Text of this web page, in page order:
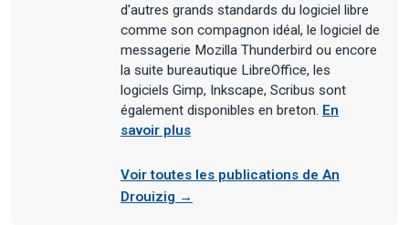
d'autres grands standards du logiciel libre
comme son compagnon idéal, le logiciel de
messagerie Mozilla Thunderbird ou encore
la suite bureautique LibreOffice, les
logiciels Gimp, Inkscape, Scribus sont
également disponibles en breton. En
savoir plus
Voir toutes les publications de An
Drouizig →